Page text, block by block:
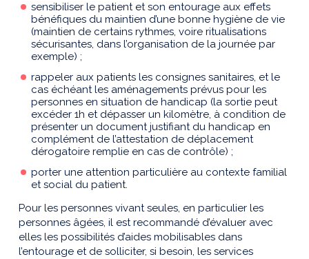
sensibiliser le patient et son entourage aux effets
bénéfiques du maintien d’une bonne hygiène de vie
(maintien de certains rythmes, voire ritualisations
sécurisantes, dans l’organisation de la journée par
exemple) ;
rappeler aux patients les consignes sanitaires, et le
cas échéant les aménagements prévus pour les
personnes en situation de handicap (la sortie peut
excéder 1h et dépasser un kilomètre, à condition de
présenter un document justifiant du handicap en
complément de l’attestation de déplacement
dérogatoire remplie en cas de contrôle) ;
porter une attention particulière au contexte familial
et social du patient.
Pour les personnes vivant seules, en particulier les
personnes âgées, il est recommandé d’évaluer avec
elles les possibilités d’aides mobilisables dans
l’entourage et de solliciter, si besoin, les services